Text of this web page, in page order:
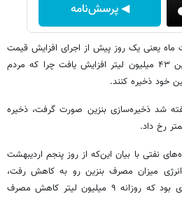
◀ پرسش‌نامه
ماه یعنی یک روز پیش از اجرای افزایش قیمت
حامل‌های انرژی میزان مصرف بنزین ۴۳ میلیون لیتر افزایش یافت چرا که مردم
خود ذخیره کنند.
شد ذخیره‌سازی بنزین صورت گرفت، ذخیره
رخ داد.
نفتی با بیان این‌که از روز پنجم اردیبهشت
میزان مصرف بنزین رو به کاهش رفت،‌
گفت: این کاهش قیمت به گونه‌ای بود که روزانه ۹ میلیون لیتر کاهش مصرف